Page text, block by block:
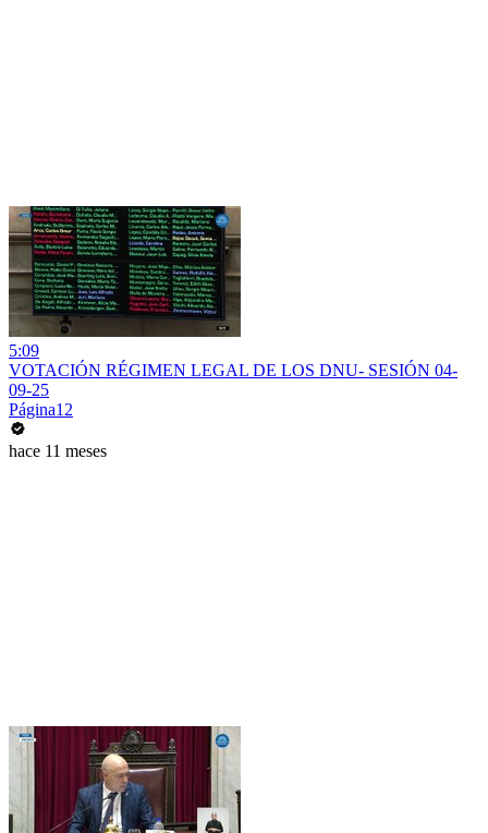
5:09
VOTACIÓN RÉGIMEN LEGAL DE LOS DNU- SESIÓN 04-
09-25
Página12
hace 11 meses